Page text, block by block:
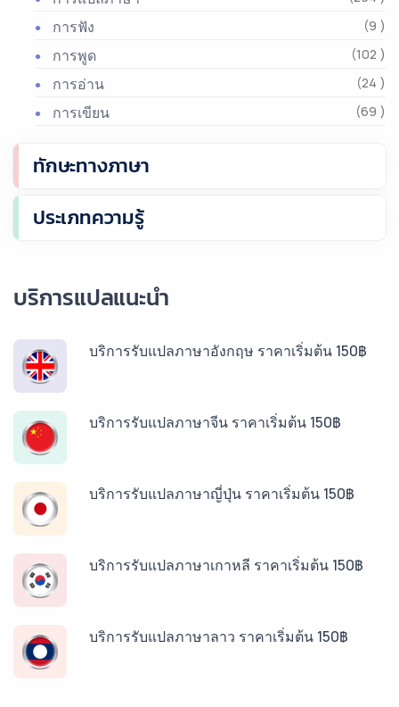
การฟัง (9 )
การพูด (102 )
การอ่าน (24 )
การเขียน (69 )
ทักษะทางภาษา
ประเภทความรู้
บริการแปลแนะนำ
บริการรับแปลภาษาอังกฤษ ราคาเริ่มต้น 150฿
บริการรับแปลภาษาจีน ราคาเริ่มต้น 150฿
บริการรับแปลภาษาญี่ปุ่น ราคาเริ่มต้น 150฿
บริการรับแปลภาษาเกาหลี ราคาเริ่มต้น 150฿
บริการรับแปลภาษาลาว ราคาเริ่มต้น 150฿